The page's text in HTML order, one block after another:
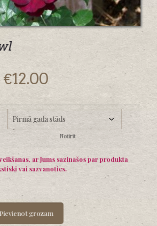
€12.00 Price
range:
€8.00
through
€12.00
Notīrīt
ar Jums sazināšos par produkta
vai sazvanoties.
Pievienot grozam